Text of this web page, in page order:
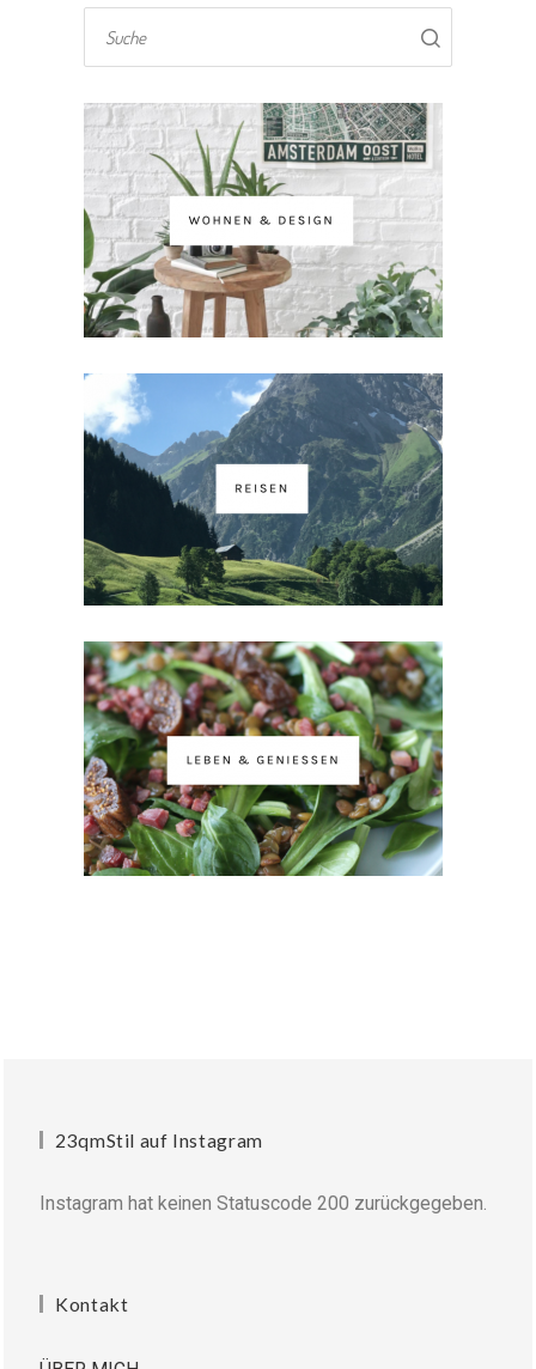
23qmStil auf Instagram
Instagram hat keinen Statuscode 200 zurückgegeben.
Kontakt